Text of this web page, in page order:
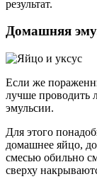
результат.
Домашняя
Если же
лучше проводить
эмульсии.
Для этого
домашнее яйцо,
смесью обильно
сверху